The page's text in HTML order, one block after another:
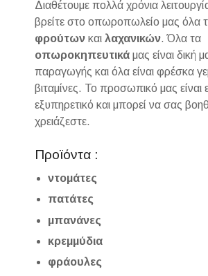
Διαθέτουμε πολλά χρόνια
βρείτε στο οπωροπωλείο μας όλα
φρούτων καιλαχανικών. Όλα τα
οπωροκηπευτικά μας είναι δική
παραγωγής και όλα είναι φρέσκα
βιταμίνες. Το προσωπικό μας είναι
εξυπηρετικό και μπορεί να σας
χρειάζεστε.
Προϊόντα :
ντομάτες
πατάτες
μπανάνες
κρεμμύδια
φράουλες